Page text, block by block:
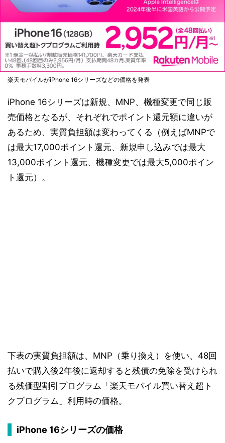
楽天モバイルがiPhone 16シリーズなどの価格を発表
iPhone 16シリーズは新規、MNP、機種変更で同じ販
売価格となるが、それぞれでポイント還元額に違いが
あるため、実質負担額は変わってくる（例えばMNPで
は最大17,000ポイント還元、新規申し込みでは最大
13,000ポイント還元、機種変更では最大5,000ポイン
ト還元）。
下表の実質負担額は、MNP（乗り換え）を使い、48回
払いで購入後2年後に返却すると残債の免除を受けられ
る残価型割引プログラム「楽天モバイル買い替え超ト
クプログラム」利用時の価格。
iPhone 16シリーズの価格